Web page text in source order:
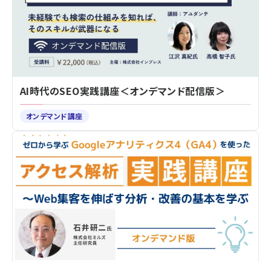
AI時代のSEO実践講座＜オンデマンド配信版＞
オンデマンド講座